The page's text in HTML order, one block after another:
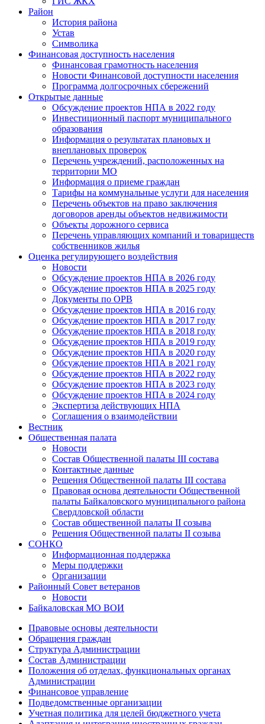
Район
История района
Устав
Символика
Финансовая доступность населения
Финансовая грамотность населения
Новости Финансовой доступности населения
Программа долгосрочных сбережений
Открытые данные
Обсуждение проектов НПА в 2022 году
Инвестиционный паспорт муниципального
образования
Информация о результатах плановых и
внеплановых проверок
Перечень учреждений, расположенных на
территории МО
Информация о приеме граждан
Тарифы на коммунальные услуги для населения
Перечень объектов на право заключения
договоров аренды объектов недвижимости
Объекты дорожного сервиса
Перечень управляющих компаний и товариществ
собственников жилья
Оценка регулирующего воздействия
Новости
Обсуждение проектов НПА в 2026 году
Обсуждение проектов НПА в 2025 году
Документы по ОРВ
Обсуждение проектов НПА в 2016 году
Обсуждение проектов НПА в 2017 году
Обсуждение проектов НПА в 2018 году
Обсуждение проектов НПА в 2019 году
Обсуждение проектов НПА в 2020 году
Обсуждение проектов НПА в 2021 году
Обсуждение проектов НПА в 2022 году
Обсуждение проектов НПА в 2023 году
Обсуждение проектов НПА в 2024 году
Экспертиза действующих НПА
Соглашения о взаимодействии
Вестник
Общественная палата
Новости
Состав Общественной палаты III состава
Контактные данные
Решения Общественной палаты III состава
Правовая основа деятельности Общественной
палаты Байкаловского муниципального района
Свердловской области
Состав общественной палаты II созыва
Решения Общественной палаты II созыва
СОНКО
Информационная поддержка
Меры поддержки
Организации
Районный Совет ветеранов
Новости
Байкаловская МО ВОИ
Правовые основы деятельности
Обращения граждан
Структура Администрации
Состав Администрации
Положения об отделах, функциональных органах
Администрации
Финансовое управление
Подведомственные организации
Учетная политика для целей бюджетного учета